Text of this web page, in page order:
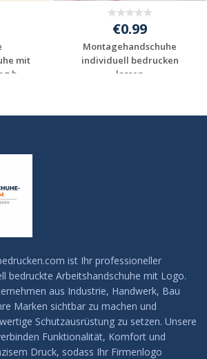
mit
b...
€0.99
Montagehandschuhe
individuell bedrucken
lassen
ist Ihr professioneller
bedruckte Arbeitshandschuhe mit Logo.
aus Industrie, Handwerk, Bau
Marken sichtbar zu machen und
Schutzausrüstung zu setzen. Unsere
Funktionalität, Komfort und
Druck, sodass Ihr Firmenlogo